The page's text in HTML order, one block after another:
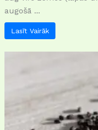
augošā ...
Lasīt Vairāk